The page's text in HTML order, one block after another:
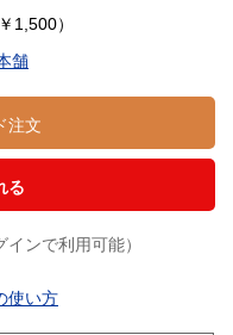
1,500）
舗
注文
る
ンで利用可能）
使い方